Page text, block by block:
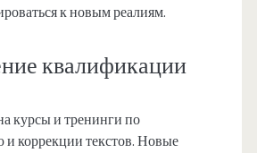
к новым реалиям.
квалификации
курсы и тренинги по
и коррекции текстов. Новые